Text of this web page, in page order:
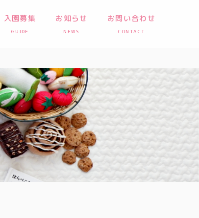
入園募集
GUIDE
お知らせ
NEWS
お問い合わせ
CONTACT